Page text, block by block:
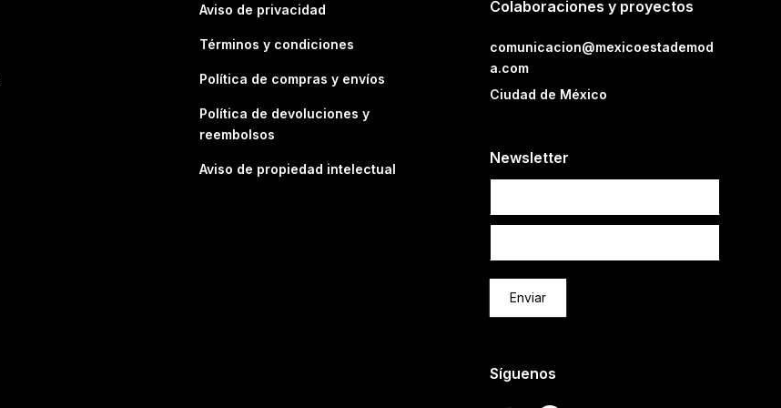
Aviso de privacidad
Términos y condiciones
Política de compras y envíos
Política de devoluciones y
reembolsos
Aviso de propiedad intelectual
Colaboraciones y proyectos
comunicacion@mexicoestademod
a.com
Ciudad de México
Newsletter
Enviar
Síguenos